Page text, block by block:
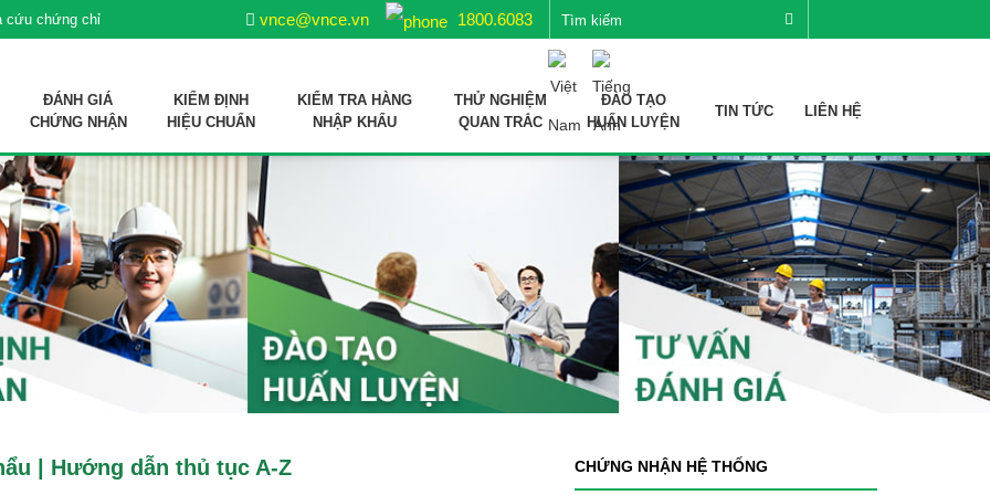
cứu chứng chỉ vnce@vnce.vn 1800.6083
ĐÁNH GIÁ
CHỨNG NHẬN
KIỂM ĐỊNH
HIỆU CHUẨN
KIỂM TRA HÀNG
NHẬP KHẨU
THỬ NGHIỆM
QUAN TRẮC
ĐÀO TẠO
HUẤN LUYỆN
TIN TỨC LIÊN HỆ
| Hướng dẫn thủ tục A-Z CHỨNG NHẬN HỆ THỐNG